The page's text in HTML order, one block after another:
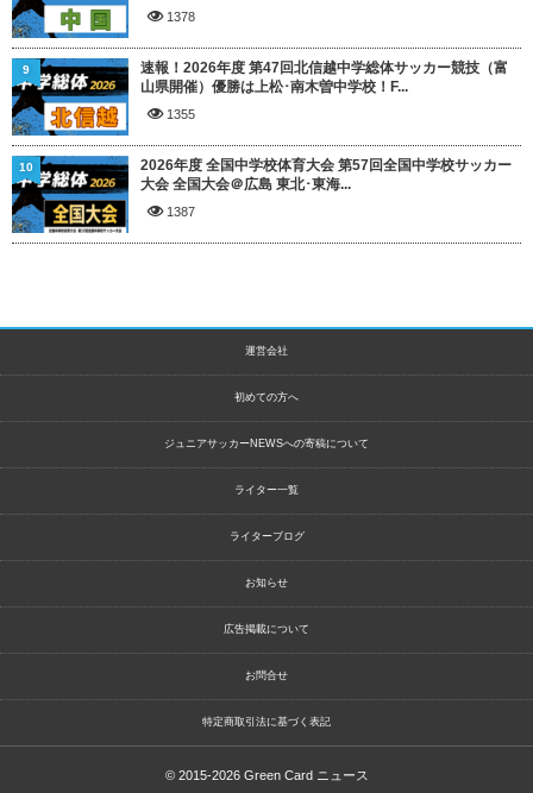
1378
速報！2026年度 第47回北信越中学総体サッカー競技（富
山県開催）優勝は上松･南木曽中学校！F...
1355
9
2026年度 全国中学校体育大会 第57回全国中学校サッカー
大会 全国大会＠広島 東北･東海...
1387
10
運営会社
初めての方へ
ジュニアサッカーNEWSへの寄稿について
ライター一覧
ライターブログ
お知らせ
広告掲載について
お問合せ
特定商取引法に基づく表記
© 2015-2026 Green Card ニュース